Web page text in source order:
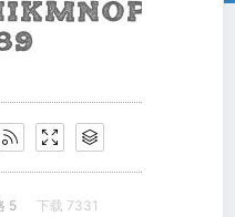
5 下载 7331